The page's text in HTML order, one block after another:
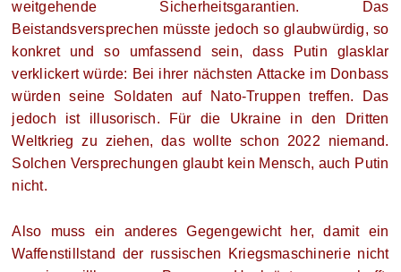
weitgehende Sicherheitsgarantien. Das
Beistandsversprechen müsste jedoch so glaubwürdig, so
konkret und so umfassend sein, dass Putin glasklar
verklickert würde: Bei ihrer nächsten Attacke im Donbass
würden seine Soldaten auf Nato-Truppen treffen. Das
jedoch ist illusorisch. Für die Ukraine in den Dritten
Weltkrieg zu ziehen, das wollte schon 2022 niemand.
Solchen Versprechungen glaubt kein Mensch, auch Putin
nicht.
Also muss ein anderes Gegengewicht her, damit ein
Waffenstillstand der russischen Kriegsmaschinerie nicht